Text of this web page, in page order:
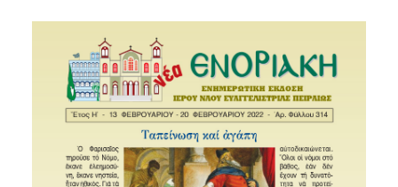
VIDEO
ΠΑΛΑΙΑ ΣΥΝΟΔΟΙΠΟΡΙΑ
ΕΠΙΚΟΙΝΩΝΙΑ
SEARCH